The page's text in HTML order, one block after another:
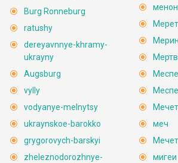
Burg Ronneburg
ratushy
dereyavnnye-khramy-
ukrayny
Augsburg
vylly
vodyanye-melnytsy
ukraynskoe-barokko
grygorovych-barskyi
zheleznodorozhnye-
меч
мигеи